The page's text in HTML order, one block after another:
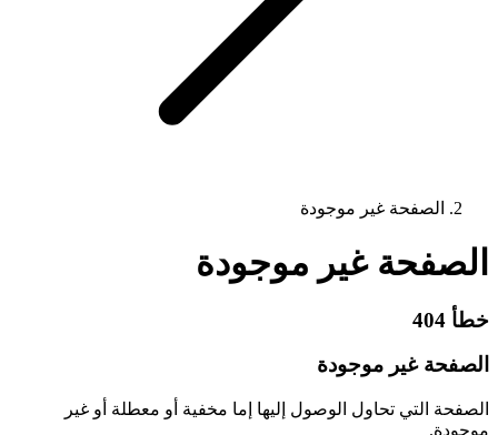
الصفحة غير موجودة
الصفحة غير موجودة
خطأ 404
الصفحة غير موجودة
الصفحة التي تحاول الوصول إليها إما مخفية أو معطلة أو غير
موجودة.